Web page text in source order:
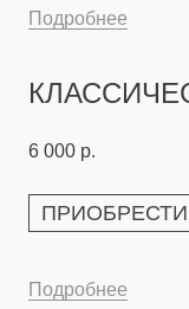
Подробнее
6 000 р.
ПРИОБРЕСТИ
Подробнее